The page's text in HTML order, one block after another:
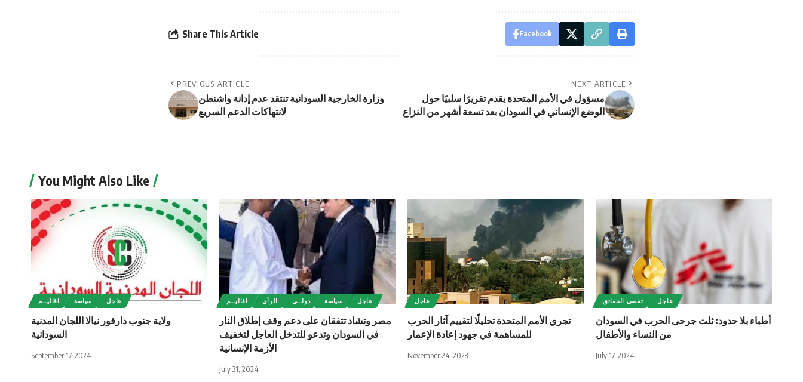
Share This Article Facebook
PREVIOUS ARTICLE
وزارة الخارجية السودانية تنتقد عدم إدانة واشنطن
لانتهاكات الدعم السريع
NEXT ARTICLE
مسؤول في الأمم المتحدة يقدم تقريرًا سلبيًا حول
الوضع الإنساني في السودان بعد تسعة أشهر من النزاع
You Might Also Like
اقاليــم سياسة عاجل
ولاية جنوب دارفور نيالا اللجان المدنية
السودانية
September 17, 2024
اقاليــم الرأي دولــي سياسة عاجل
مصر وتشاد تتفقان على دعم وقف إطلاق النار
في السودان وتدعو للتدخل العاجل لتخفيف
الأزمة الإنسانية
July 31, 2024
عاجل
تجري الأمم المتحدة تحليلًا لتقييم آثار الحرب
للمساهمة في جهود إعادة الإعمار
November 24, 2023
تقصي الحقائق عاجل
أطباء بلا حدود: ثلث جرحى الحرب في السودان
من النساء والأطفال
July 17, 2024